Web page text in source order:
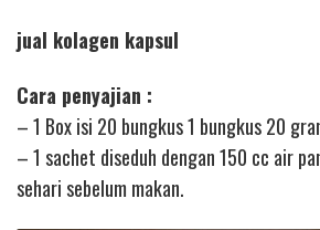
jual kolagen kapsul
Cara penyajian :
– 1 Box isi 20 bungkus 1 bungkus 20
– 1 sachet diseduh dengan 150 cc air
sehari sebelum makan.